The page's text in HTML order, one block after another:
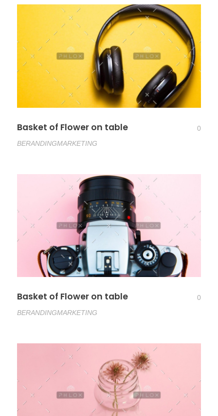
Basket of Flower on table
0
BERANDINGMARKETING
Basket of Flower on table
0
BERANDINGMARKETING